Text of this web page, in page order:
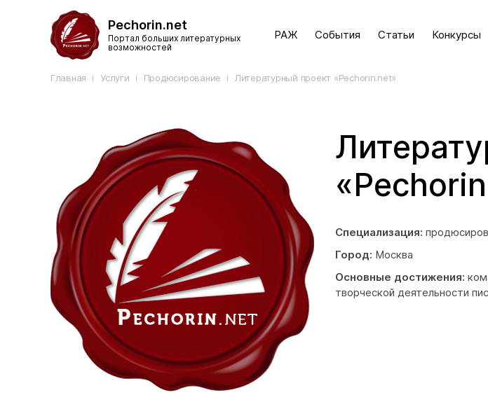
Pechorin.net
Портал больших литературных
возможностей
РАЖ События Статьи Конкурсы
Главная Услуги Продюсирование Литературный проект «Pechorin.net»
Специализация:
Город: Москва
Основные достижения:
творческой деятельности